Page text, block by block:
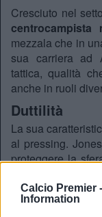
Calcio Premier -
Information
Cresciuto nel
centrocampista
mezzala che in
sua carriera ad
tattica, qualità
anche in ruoli
Duttilità
La sua
al pressing.
proteggere la
regista
mantenere il